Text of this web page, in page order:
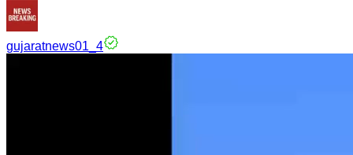
gujaratnews01_4